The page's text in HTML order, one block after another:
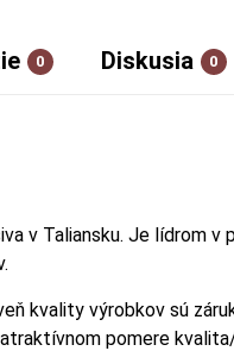
0 Diskusia 0
v Taliansku. Je lídrom v
kvality výrobkov sú
pomere